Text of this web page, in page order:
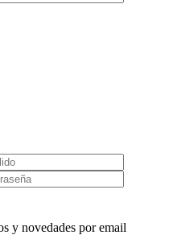
y novedades por email